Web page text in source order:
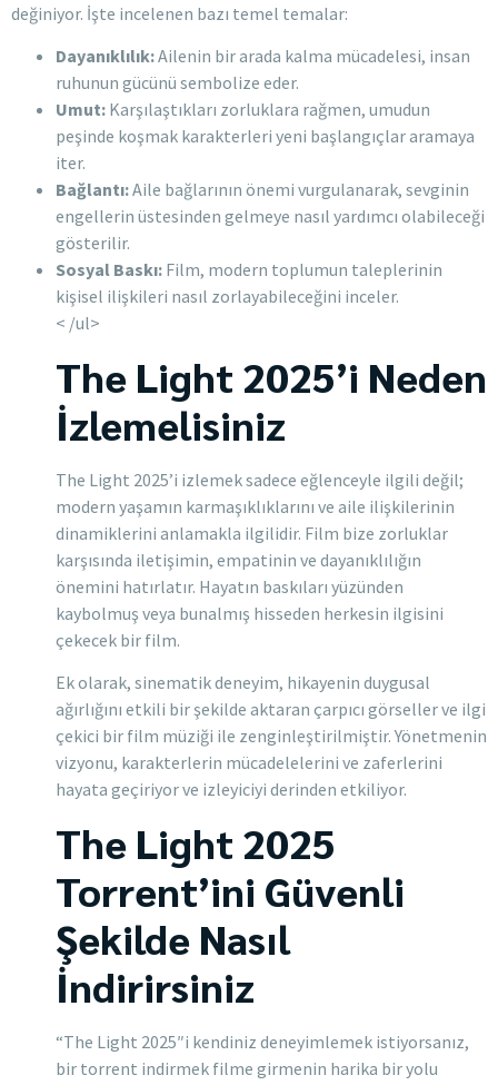
değiniyor. İşte incelenen bazı temel temalar:
Dayanıklılık:Ailenin bir arada kalma mücadelesi, insan
ruhunun gücünü sembolize eder.
Umut: Karşılaştıkları zorluklara rağmen, umudun
peşinde koşmak karakterleri yeni başlangıçlar aramaya
iter.
Bağlantı:Aile bağlarının önemi vurgulanarak, sevginin
engellerin üstesinden gelmeye nasıl yardımcı olabileceği
gösterilir.
Sosyal Baskı: Film, modern toplumun taleplerinin
kişisel ilişkileri nasıl zorlayabileceğini inceler.
< /ul>
The Light 2025’i Neden
İzlemelisiniz
The Light 2025’i izlemek sadece eğlenceyle ilgili değil;
modern yaşamın karmaşıklıklarını ve aile ilişkilerinin
dinamiklerini anlamakla ilgilidir. Film bize zorluklar
karşısında iletişimin, empatinin ve dayanıklılığın
önemini hatırlatır. Hayatın baskıları yüzünden
kaybolmuş veya bunalmış hisseden herkesin ilgisini
çekecek bir film.
Ek olarak, sinematik deneyim, hikayenin duygusal
ağırlığını etkili bir şekilde aktaran çarpıcı görseller ve ilgi
çekici bir film müziği ile zenginleştirilmiştir. Yönetmenin
vizyonu, karakterlerin mücadelelerini ve zaferlerini
hayata geçiriyor ve izleyiciyi derinden etkiliyor.
The Light 2025
Torrent’ini Güvenli
Şekilde Nasıl
İndirirsiniz
“The Light 2025″i kendiniz deneyimlemek istiyorsanız,
bir torrent indirmek filme girmenin harika bir yolu